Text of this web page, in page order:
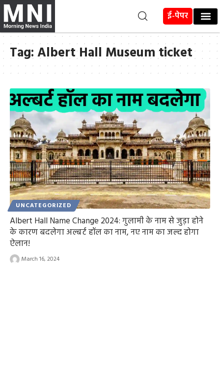
ई-पेपर
Tag:Albert Hall Museum ticket
UNCATEGORIZED
Albert Hall Name Change 2024: गुलामी के नाम से जुड़ा होने
के कारण बदलेगा अल्बर्ट हॉल का नाम, नए नाम का जल्द होगा
ऐलान!
March 16, 2024